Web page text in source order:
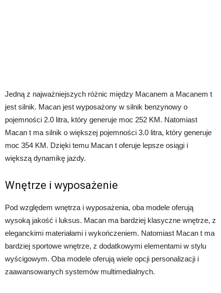
Jedną z najważniejszych różnic między Macanem a Macanem t
jest silnik. Macan jest wyposażony w silnik benzynowy o
pojemności 2.0 litra, który generuje moc 252 KM. Natomiast
Macan t ma silnik o większej pojemności 3.0 litra, który generuje
moc 354 KM. Dzięki temu Macan t oferuje lepsze osiągi i
większą dynamikę jazdy.
Wnętrze i wyposażenie
Pod względem wnętrza i wyposażenia, oba modele oferują
wysoką jakość i luksus. Macan ma bardziej klasyczne wnętrze, z
eleganckimi materiałami i wykończeniem. Natomiast Macan t ma
bardziej sportowe wnętrze, z dodatkowymi elementami w stylu
wyścigowym. Oba modele oferują wiele opcji personalizacji i
zaawansowanych systemów multimedialnych.